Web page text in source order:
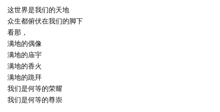
这世界是我们的天地
众生都俯伏在我们的脚下
看那，
满地的偶像
满地的庙宇
满地的香火
满地的跪拜
我们是何等的荣耀
我们是何等的尊崇